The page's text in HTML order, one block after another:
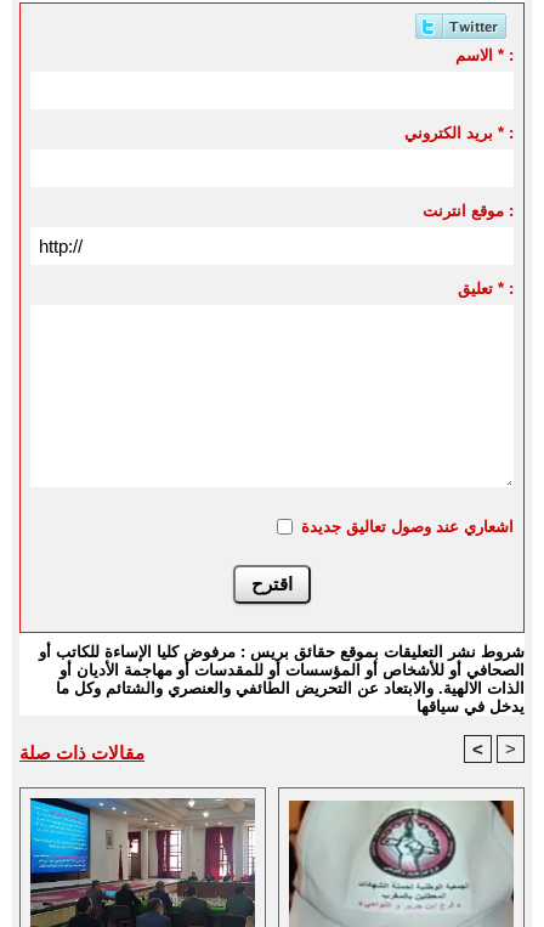
الاسم * :
بريد الكتروني * :
موقع انترنت :
تعليق * :
اشعاري عند وصول تعاليق جديدة
شروط نشر التعليقات بموقع حقائق بريس : مرفوض كليا الإساءة للكاتب أو
الصحافي أو للأشخاص أو المؤسسات أو للمقدسات أو مهاجمة الأديان أو
الذات الالهية. والابتعاد عن التحريض الطائفي والعنصري والشتائم وكل ما
يدخل في سياقها
مقالات ذات صلة < >